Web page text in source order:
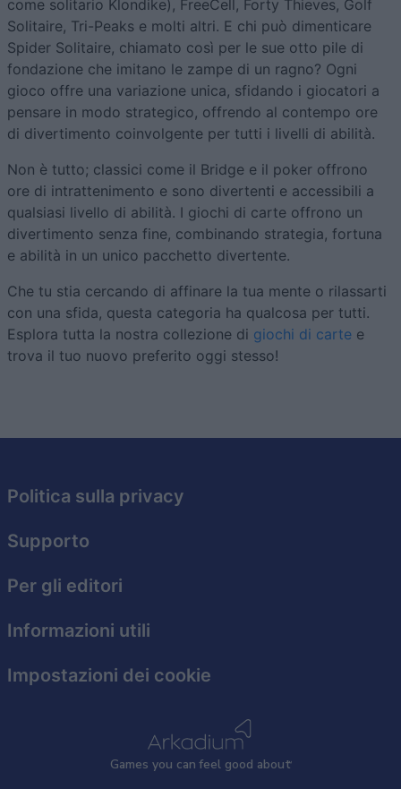
come solitario Klondike), FreeCell, Forty Thieves, Golf
Solitaire, Tri-Peaks e molti altri. E chi può dimenticare
Spider Solitaire, chiamato così per le sue otto pile di
fondazione che imitano le zampe di un ragno? Ogni
gioco offre una variazione unica, sfidando i giocatori a
pensare in modo strategico, offrendo al contempo ore
di divertimento coinvolgente per tutti i livelli di abilità.
Non è tutto; classici come il Bridge e il poker offrono
ore di intrattenimento e sono divertenti e accessibili a
qualsiasi livello di abilità. I giochi di carte offrono un
divertimento senza fine, combinando strategia, fortuna
e abilità in un unico pacchetto divertente.
Che tu stia cercando di affinare la tua mente o rilassarti
con una sfida, questa categoria ha qualcosa per tutti.
Esplora tutta la nostra collezione di giochi di carte e
trova il tuo nuovo preferito oggi stesso!
Games you can feel good about
Politica sulla privacy
Supporto
Per gli editori
Informazioni utili
Impostazioni dei cookie